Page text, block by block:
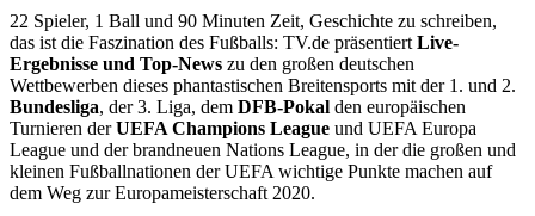
22 Spieler, 1 Ball und 90 Minuten Zeit, Geschichte zu schreiben,
das ist die Faszination des Fußballs: TV.de präsentiertLive-
Ergebnisse und Top-News zu den großen deutschen
Wettbewerben dieses phantastischen Breitensports mit der 1. und 2.
Bundesliga, der 3. Liga, dem DFB-Pokal den europäischen
Turnieren derUEFA Champions League und UEFA Europa
League und der brandneuen Nations League, in der die großen und
kleinen Fußballnationen der UEFA wichtige Punkte machen auf
dem Weg zur Europameisterschaft 2020.